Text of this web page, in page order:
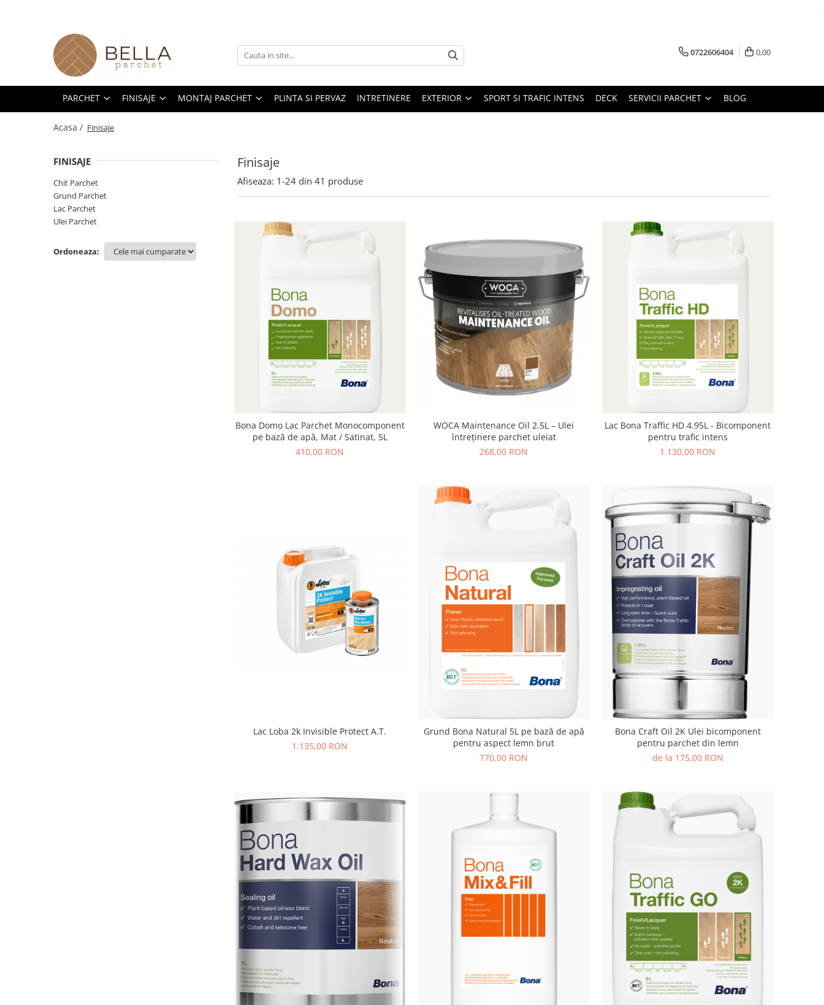
Multistrat
Montaj Parchet
Chit Parchet
Grund Parchet
Ulei Parchet
Montaj Parchet
Amorsa
Intretinere
Servicii Parchet
Raschetare Parchet
Reconditionare parchet
Montaj și finisaj parchet
0722606404 0,00
PARCHET FINISAJE MONTAJ PARCHET PLINTA SI PERVAZ INTRETINERE EXTERIOR SPORT SI TRAFIC INTENS DECK SERVICII PARCHET BLOG
Acasa / Finisaje
Finisaje
FINISAJE
Chit Parchet
Grund Parchet
Lac Parchet
Ulei Parchet
Ordoneaza:
Afiseaza: 1-24 din 41 produse
Bona Domo Lac Parchet Monocomponent
pe bază de apă, Mat / Satinat, 5L
410,00 RON
WOCA Maintenance Oil 2.5L – Ulei
întreținere parchet uleiat
268,00 RON
Lac Bona Traffic HD 4.95L - Bicomponent
pentru trafic intens
1.130,00 RON
Lac Loba 2k Invisible Protect A.T.
1.135,00 RON
Grund Bona Natural 5L pe bază de apă
pentru aspect lemn brut
770,00 RON
Bona Craft Oil 2K Ulei bicomponent
pentru parchet din lemn
de la 175,00 RON